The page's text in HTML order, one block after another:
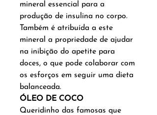
mineral essencial para a
produção de insulina no corpo.
Também é atribuída a este
mineral a propriedade de ajudar
na inibição do apetite para
doces, o que pode colaborar com
os esforços em seguir uma dieta
balanceada.
ÓLEO DE COCO
Queridinho das famosas que